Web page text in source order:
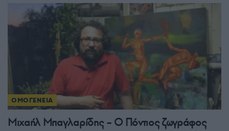
ΟΜΟΓΕΝΕΙΑ
Μιχαήλ Μπαγλαρίδης – Ο Πόντιος ζωγράφος